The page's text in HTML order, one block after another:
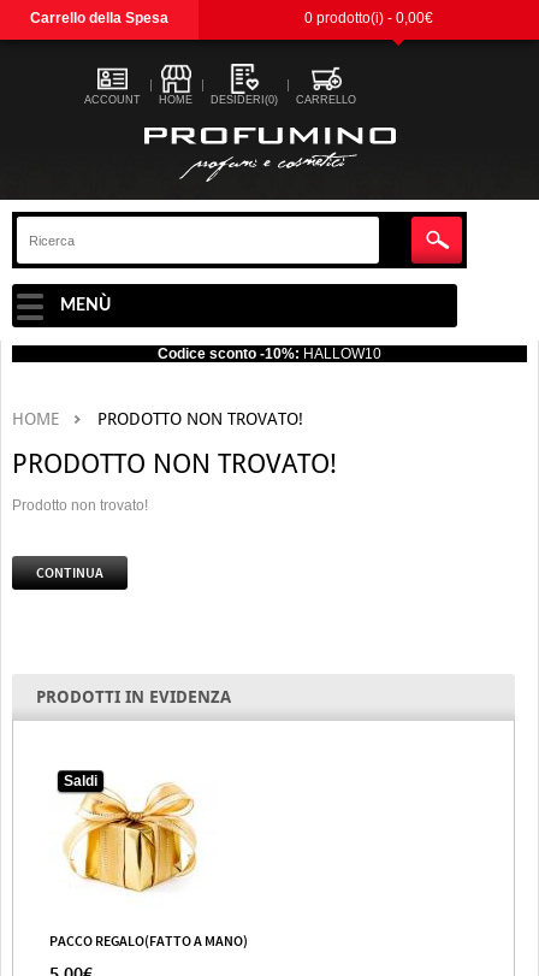
Carrello della Spesa 0 prodotto(i) - 0,00€
ACCOUNT HOME DESIDERI(0) CARRELLO
MENÙ
Codice sconto -10%: HALLOW10
HOME PRODOTTO NON TROVATO!
PRODOTTO NON TROVATO!
Prodotto non trovato!
CONTINUA
PRODOTTI IN EVIDENZA
Saldi
PACCO REGALO(FATTO A MANO)